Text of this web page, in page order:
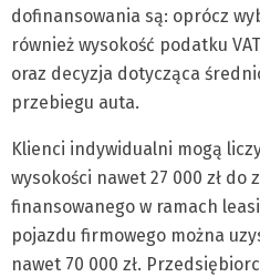
dofinansowania są: oprócz
również wysokość podatku
oraz decyzja dotycząca
przebiegu auta.
Klienci indywidualni mogą
wysokości nawet 27 000 zł do
finansowanego w ramach
pojazdu firmowego można
nawet 70 000 zł.